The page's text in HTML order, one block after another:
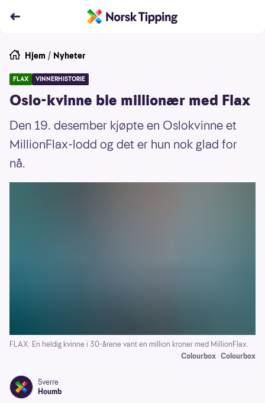
Hjem / Nyheter
FLAX VINNERHISTORIE
Oslo-kvinne ble millionær med Flax
Den 19. desember kjøpte en Oslokvinne et
MillionFlax-lodd og det er hun nok glad for
nå.
FLAX: En heldig kvinne i 30-årene vant en million kroner med MillionFlax.
Colourbox Colourbox
Sverre
Houmb